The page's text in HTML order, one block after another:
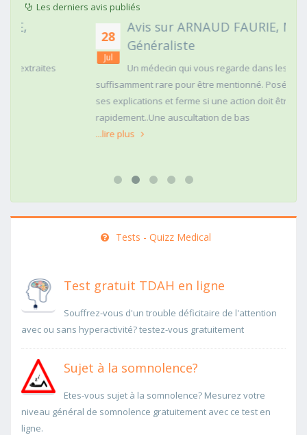
Les derniers avis publiés
Avis sur ARNAUD FAURIE, Médecin
Généraliste
Un médecin qui vous regarde dans les yeux c'est
suffisamment rare pour être mentionné. Posé,clair dans
ses explications et ferme si une action doit être menée
rapidement..Une auscultation de bas
Tests - Quizz Medical
Test gratuit TDAH en ligne
Souffrez-vous d'un trouble déficitaire de l'attention
avec ou sans hyperactivité? testez-vous gratuitement
Sujet à la somnolence?
Etes-vous sujet à la somnolence? Mesurez votre
niveau général de somnolence gratuitement avec ce test en
ligne.